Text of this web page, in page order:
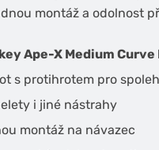
montáž a odolnost
Ape-X Medium Curve
s protihrotem pro
i jiné nástrahy
montáž na návazec